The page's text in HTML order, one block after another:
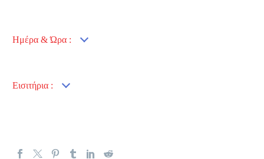
Ημέρα & Ώρα :
Εισιτήρια :